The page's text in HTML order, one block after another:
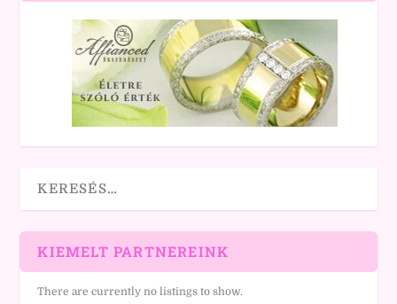
KIEMELT PARTNEREINK
There are currently no listings to show.